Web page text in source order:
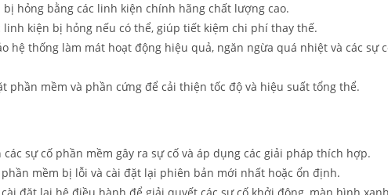
hỏng bằng các linh kiện chính hãng chất lượng cao.
linh kiện bị hỏng nếu có thể, giúp tiết kiệm chi phí thay thế.
hệ thống làm mát hoạt động hiệu quả, ngăn ngừa quá nhiệt và các sự
phần mềm và phần cứng để cải thiện tốc độ và hiệu suất tổng thể.
các sự cố phần mềm gây ra sự cố và áp dụng các giải pháp thích hợp.
phần mềm bị lỗi và cài đặt lại phiên bản mới nhất hoặc ổn định.